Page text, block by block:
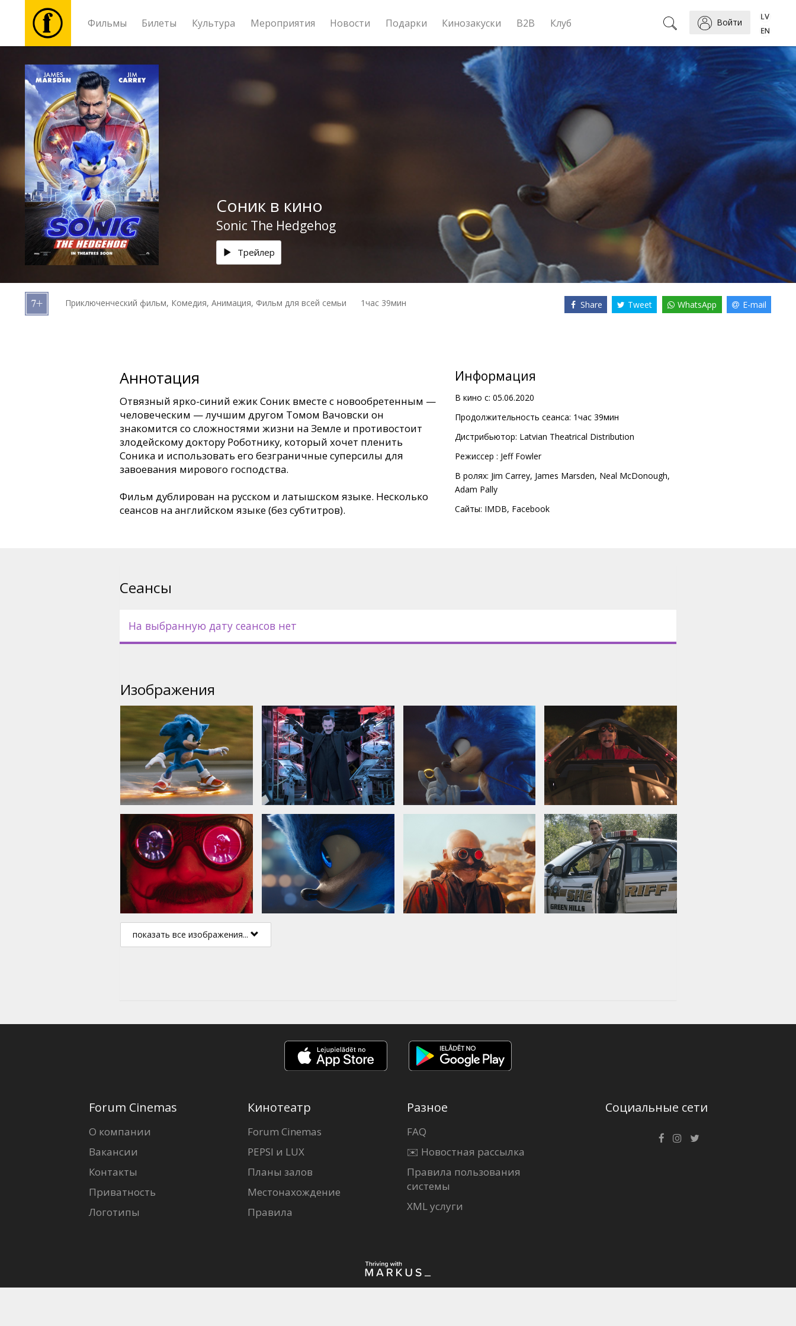
Фильмы Билеты Культура Мероприятия Новости Подарки Кинозакуски B2B Клуб Войти
Фильмы
Билеты
Культура
Мероприятия
Новости
Подарки
B2B
Соник в кино
Sonic The Hedgehog
Трейлер
Приключенческий фильм, Комедия, Анимация, Фильм для всей семьи 1час 39мин Share Tweet WhatsApp E-mail
Аннотация
Отвязный ярко-синий ежик Соник вместе с новообретенным —
человеческим — лучшим другом Томом Вачовски он
знакомится со сложностями жизни на Земле и противостоит
злодейскому доктору Роботнику, который хочет пленить
Соника и использовать его безграничные суперсилы для
завоевания мирового господства.
Фильм дублирован на русском и латышском языке. Несколько
сеансов на английском языке (без субтитров).
Информация
В кино с: 05.06.2020
Продолжительность сеанса: 1час 39мин
Дистрибьютор: Latvian Theatrical Distribution
Pежиссер : Jeff Fowler
В ролях: Jim Carrey, James Marsden, Neal McDonough,
Adam Pally
Сайты: IMDB, Facebook
Сеансы
На выбранную дату сеансов нет
Изображения
показать все изображения...
Forum Cinemas
О компании
Вакансии
Контакты
Приватность
Логотипы
Кинотеатр
Forum Cinemas
PEPSI и LUX
Планы залов
Местонахождение
Правила
Разное
FAQ
✉️ Новостная рассылка
Правила пользования
системы
XML услуги
Социальные сети